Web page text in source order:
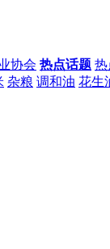
协会 热点话题 热
杂粮 调和油 花生